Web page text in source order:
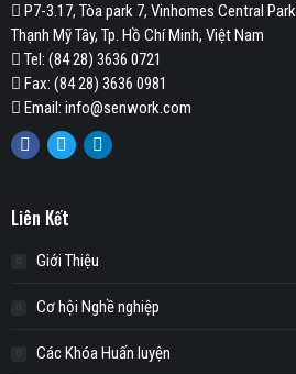
P7-3.17, Tòa park 7, Vinhomes Central
Thạnh Mỹ Tây, Tp. Hồ Chí Minh, Việt Nam
Tel: (84 28) 3636 0721
Fax: (84 28) 3636 0981
Email: info@senwork.com
Facebook
TwitterLinkedin
Liên Kết
Giới Thiệu
Cơ hội Nghề nghiệp
Các Khóa Huấn luyện